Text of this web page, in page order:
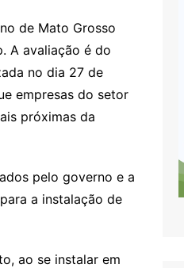
de Mato Grosso
A avaliação é do
no dia 27 de
empresas do setor
próximas da
pelo governo e a
a instalação de
ao se instalar em